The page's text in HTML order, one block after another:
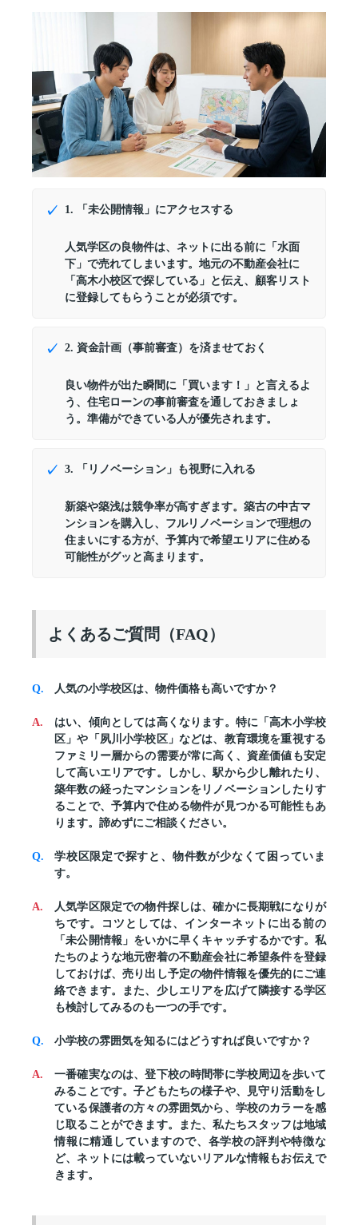
1. 「未公開情報」にアクセスする
人気学区の良物件は、ネットに出る前に「水面
下」で売れてしまいます。地元の不動産会社に
「高木小校区で探している」と伝え、顧客リスト
に登録してもらうことが必須です。
2. 資金計画（事前審査）を済ませておく
良い物件が出た瞬間に「買います！」と言えるよ
う、住宅ローンの事前審査を通しておきましょ
う。準備ができている人が優先されます。
3. 「リノベーション」も視野に入れる
新築や築浅は競争率が高すぎます。築古の中古マ
ンションを購入し、フルリノベーションで理想の
住まいにする方が、予算内で希望エリアに住める
可能性がグッと高まります。
よくあるご質問（FAQ）
人気の小学校区は、物件価格も高いですか？
はい、傾向としては高くなります。特に「高木小学校
区」や「夙川小学校区」などは、教育環境を重視する
ファミリー層からの需要が常に高く、資産価値も安定
して高いエリアです。しかし、駅から少し離れたり、
築年数の経ったマンションをリノベーションしたりす
ることで、予算内で住める物件が見つかる可能性もあ
ります。諦めずにご相談ください。
学校区限定で探すと、物件数が少なくて困っていま
す。
人気学区限定での物件探しは、確かに長期戦になりが
ちです。コツとしては、インターネットに出る前の
「未公開情報」をいかに早くキャッチするかです。私
たちのような地元密着の不動産会社に希望条件を登録
しておけば、売り出し予定の物件情報を優先的にご連
絡できます。また、少しエリアを広げて隣接する学区
も検討してみるのも一つの手です。
小学校の雰囲気を知るにはどうすれば良いですか？
一番確実なのは、登下校の時間帯に学校周辺を歩いて
みることです。子どもたちの様子や、見守り活動をし
ている保護者の方々の雰囲気から、学校のカラーを感
じ取ることができます。また、私たちスタッフは地域
情報に精通していますので、各学校の評判や特徴な
ど、ネットには載っていないリアルな情報もお伝えで
きます。